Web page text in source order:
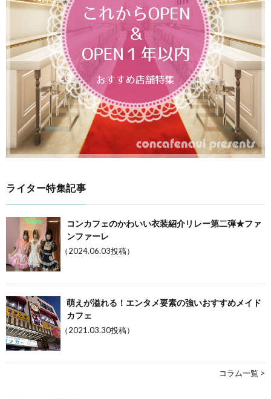
ライター特集記事
コンカフェのかわいい衣装紹介リレー第二弾★ファ
ンファーレ
（2024.06.03投稿）
萌えが溢れる！エンタメ要素の強いおすすめメイド
カフェ
（2021.03.30投稿）
コラム一覧 >